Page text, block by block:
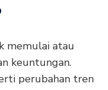
memulai atau
keuntungan.
perubahan tren